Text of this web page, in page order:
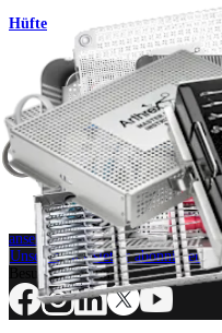
Hüfte
Handinstrumentenset
Produkt
Wie können wir
Medizinproduktberater:in
Veranstaltungen, Lab-
ansehen
Unseren Newsletter abonnieren
Besuchen Sie uns